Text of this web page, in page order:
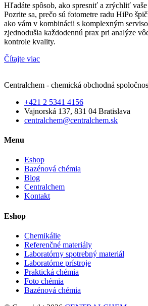
Hľadáte spôsob, ako spresniť a zrýchliť
Pozrite sa, prečo sú fotometre radu HiPo
ako vám v kombinácii s komplexným
zjednodušia každodennú prax pri analýze
kontrole kvality.
Čítajte viac
Centralchem - chemická obchodná
+421 2 5341 4156
Vajnorská 137, 831 04 Bratislava
centralchem@centralchem.sk
Menu
Eshop
Bazénová chémia
Blog
Centralchem
Kontakt
Eshop
Chemikálie
Referenčné materiály
Laboratórny spotrebný materiál
Laboratórne prístroje
Praktická chémia
Foto chémia
Bazénová chémia